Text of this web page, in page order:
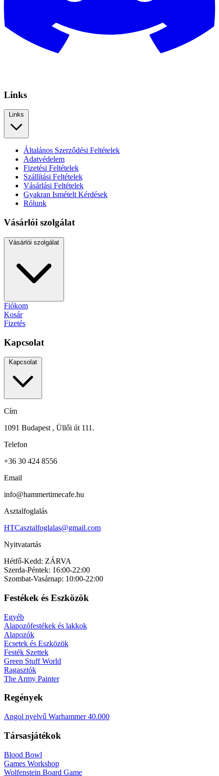
Links
Links
Általános Szerződési Feltételek
Adatvédelem
Fizetési Feltételek
Szállítási Feltételek
Vásárlási Feltételek
Gyakran Ismételt Kérdések
Rólunk
Vásárlói szolgálat
Vásárlói szolgálat
Fiókom
Kosár
Fizetés
Kapcsolat
Kapcsolat
Cím
1091 Budapest , Üllői út 111.
Telefon
+36 30 424 8556
Email
info@hammertimecafe.hu
Asztalfoglalás
HTCasztalfoglalas@gmail.com
Nyitvatartás
Hétfő-Kedd: ZÁRVA
Szerda-Péntek: 16:00-22:00
Szombat-Vasárnap: 10:00-22:00
Festékek és Eszközök
Egyéb
Alapozófestékek és lakkok
Alapozók
Ecsetek és Eszközök
Festék Szettek
Green Stuff World
Ragasztók
The Army Painter
Regények
Angol nyelvű Warhammer 40.000
Társasjátékok
Blood Bowl
Games Workshop
Wolfenstein Board Game